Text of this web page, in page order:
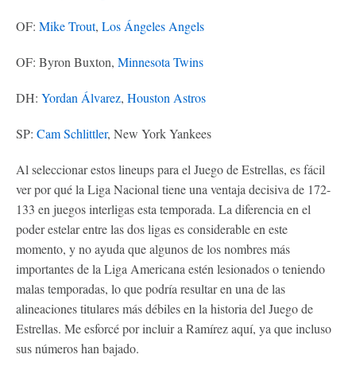
OF: Mike Trout, Los Ángeles Angels
OF: Byron Buxton, Minnesota Twins
DH: Yordan Álvarez, Houston Astros
SP: Cam Schlittler, New York Yankees
Al seleccionar estos lineups para el Juego de Estrellas, es fácil
ver por qué la Liga Nacional tiene una ventaja decisiva de 172-
133 en juegos interligas esta temporada. La diferencia en el
poder estelar entre las dos ligas es considerable en este
momento, y no ayuda que algunos de los nombres más
importantes de la Liga Americana estén lesionados o teniendo
malas temporadas, lo que podría resultar en una de las
alineaciones titulares más débiles en la historia del Juego de
Estrellas. Me esforcé por incluir a Ramírez aquí, ya que incluso
sus números han bajado.